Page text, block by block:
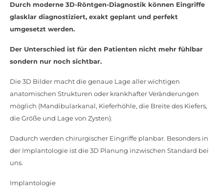
Durch moderne 3D-Röntgen-Diagnostik können Eingriffe
glasklar diagnostiziert, exakt geplant und perfekt
umgesetzt werden.
Der Unterschied ist für den Patienten nicht mehr fühlbar
sondern nur noch sichtbar.
Die 3D Bilder macht die genaue Lage aller wichtigen
anatomischen Strukturen oder krankhafter Veränderungen
möglich (Mandibularkanal, Kieferhöhle, die Breite des Kiefers,
die Größe und Lage von Zysten).
Dadurch werden chirurgischer Eingriffe planbar. Besonders in
der Implantologie ist die 3D Planung inzwischen Standard bei
uns.
Implantologie